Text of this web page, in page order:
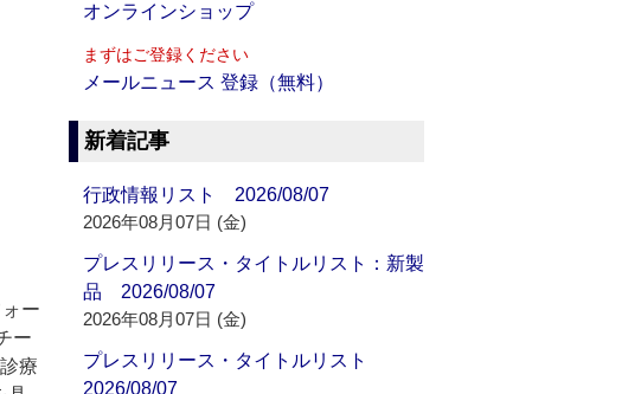
ー
ー
療
オンラインショップ
まずはご登録ください
メールニュース 登録（無料）
新着記事
行政情報リスト 2026/08/07
2026年08月07日 (金)
プレスリリース・タイトルリスト：新製
品 2026/08/07
2026年08月07日 (金)
プレスリリース・タイトルリスト
2026/08/07